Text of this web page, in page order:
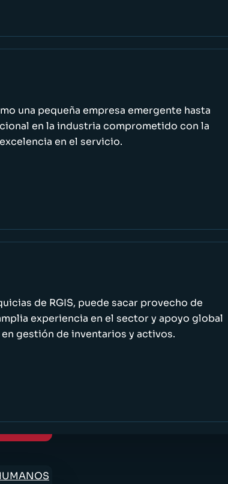
una pequeña empresa emergente hasta
en la industria comprometido con la
en el servicio.
de RGIS, puede sacar provecho de
experiencia en el sector y apoyo global
gestión de inventarios y activos.